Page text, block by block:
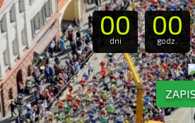
00
dni
00
godz.